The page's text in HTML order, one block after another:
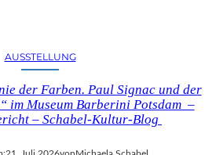
AUSSTELLUNG
der Farben. Paul Signac und der
im Museum Barberini Potsdam –
– Schabel-Kultur-Blog